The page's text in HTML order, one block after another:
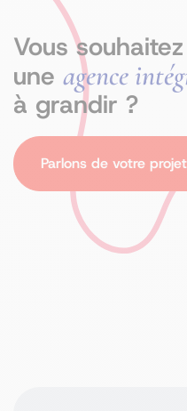
Vous
une agence
à grandir ?
Parlons de votre projet